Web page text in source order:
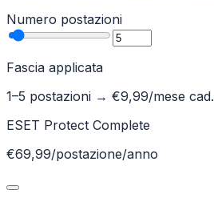
Numero postazioni
Fascia applicata
1–5 postazioni → €9,99/mese cad.
ESET Protect Complete
€69,99/postazione/anno